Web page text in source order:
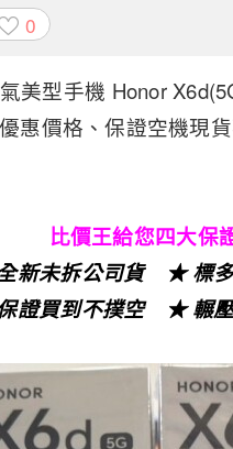
0
美型手機 Honor
惠價格、保證空機現
比價王給您四大保
新未拆公司貨 ★ 標
證買到不撲空 ★ 輾